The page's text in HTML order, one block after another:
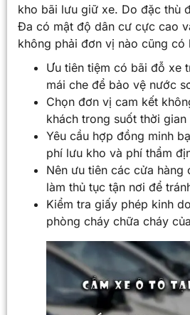
kho bãi lưu giữ xe. Do đặc thù
Đa có mật độ dân cư cực cao
không phải đơn vị nào cũng có
Ưu tiên tiệm có bãi đỗ xe
mái che để bảo vệ nước
Chọn đơn vị cam kết
khách trong suốt thời gian
Yêu cầu hợp đồng minh
phí lưu kho và phí thẩm
Nên ưu tiên các cửa hàng
làm thủ tục tận nơi để
Kiểm tra giấy phép kinh
phòng cháy chữa cháy